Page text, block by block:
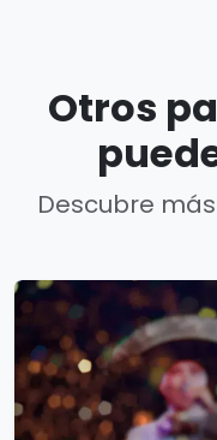
Otros
Descubre